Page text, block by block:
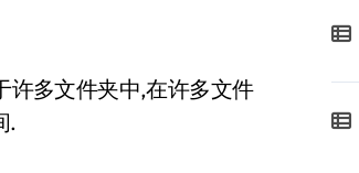
许多文件夹中,在许多文件
.